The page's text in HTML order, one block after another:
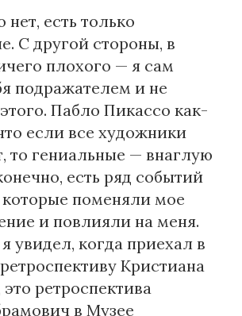
нет, есть только
С другой стороны, в
плохого — я сам
подражателем и не
Пабло Пикассо как-
если все художники
то гениальные — внаглую
есть ряд событий
поменяли мое
и повлияли на меня.
увидел, когда приехал в
Кристиана
ретроспектива
в Музее